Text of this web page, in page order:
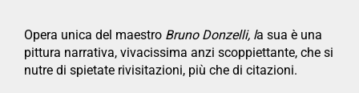
Opera unica del maestro Bruno Donzelli, la sua è una
pittura narrativa, vivacissima anzi scoppiettante, che si
nutre di spietate rivisitazioni, più che di citazioni.